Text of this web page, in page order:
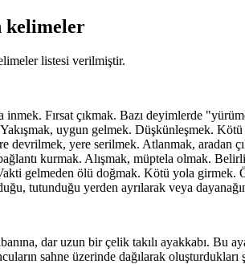
kelimeler
listesi verilmiştir.
inmek. Fırsat çıkmak. Bazı deyimlerde
uygun gelmek. Düşkünleşmek.
devrilmek, yere serilmek. Atlanmak,
kurmak. Alışmak, müptela olmak.
gelmeden ölü doğmak. Kötü yola
tutunduğu yerden ayrılarak veya
dar uzun bir çelik takılı ayakkabı. Bu
sahne üzerinde dağılarak oluşturdukları